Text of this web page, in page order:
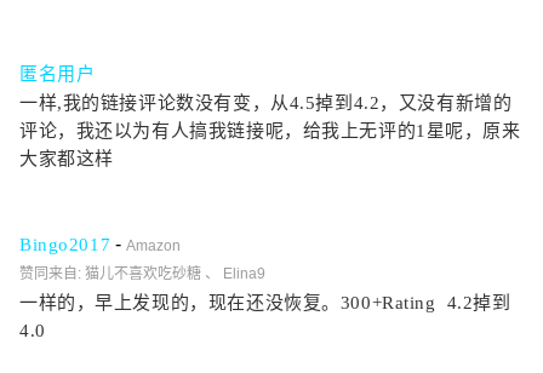
匿名用户
一样,我的链接评论数没有变，从4.5掉到4.2，又没有新增的
评论，我还以为有人搞我链接呢，给我上无评的1星呢，原来
大家都这样
Bingo2017 -Amazon
赞同来自: 猫儿不喜欢吃砂糖 、 Elina9
一样的，早上发现的，现在还没恢复。300+Rating 4.2掉到
4.0